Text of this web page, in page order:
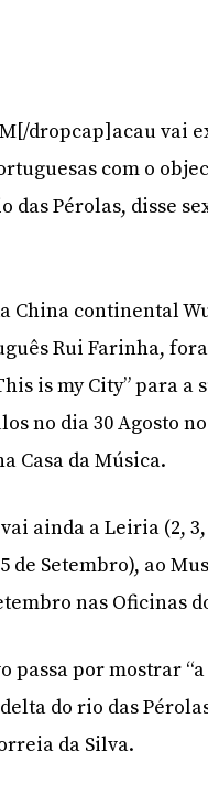
dropcap]acau vai
com o
das Pérolas, disse
China continental
Rui Farinha,
is my City” para a
no dia 30 Agosto
Casa da Música.
ainda a Leiria (2,
de Setembro), ao
nas Oficinas
passa por mostrar
do rio das
da Silva.